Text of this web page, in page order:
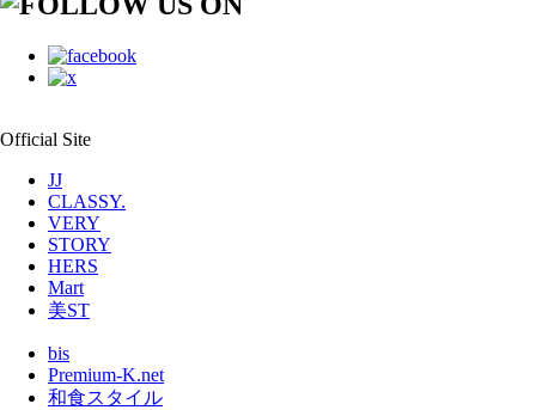
Official Site
JJ
CLASSY.
VERY
STORY
HERS
Mart
美ST
bis
Premium-K.net
和食スタイル